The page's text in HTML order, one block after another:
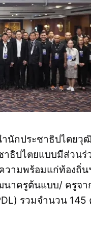
ำนักประชาธิปไตยวุ
าธิปไตยแบบมีส่วน
วามพร้อมแก่ท้องถิ่น
นาครูต้นแบบ/ ครูจ
รวมจำนวน 145